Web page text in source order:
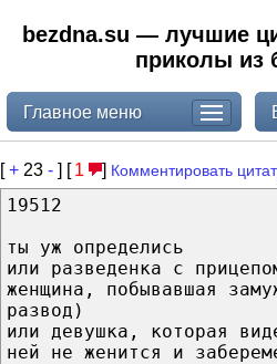
bezdna.su — лучшие
приколы из
Главное меню
[+ 23 - ] [ 1 ] Комментировать
19512
ты уж определись
или разведенка с
женщина, побывавшая
развод)
или девушка, которая
ней не женится и